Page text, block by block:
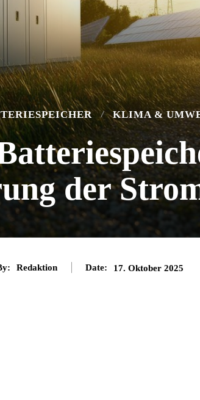
KLIMA &
der
Redaktion Date: 17. Oktober 2025